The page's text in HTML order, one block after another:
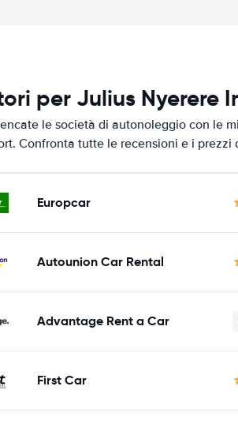
per Julius Nyerere
le società di autonoleggio con le
Confronta tutte le recensioni e i
Europcar
Autounion Car Rental
Advantage Rent a Car
First Car